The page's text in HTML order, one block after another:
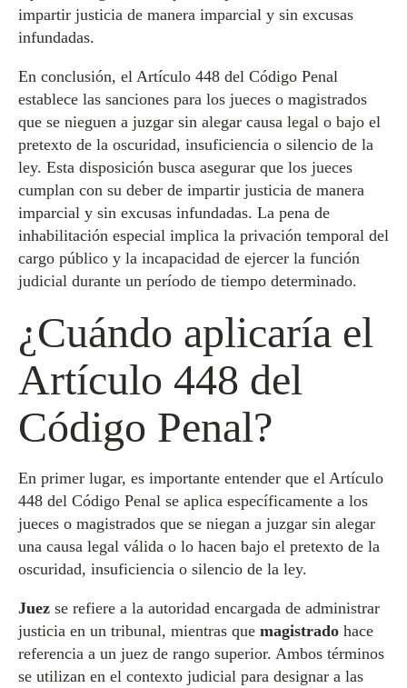
impartir justicia de manera imparcial y sin excusas
infundadas.
En conclusión, el Artículo 448 del Código Penal
establece las sanciones para los jueces o magistrados
que se nieguen a juzgar sin alegar causa legal o bajo el
pretexto de la oscuridad, insuficiencia o silencio de la
ley. Esta disposición busca asegurar que los jueces
cumplan con su deber de impartir justicia de manera
imparcial y sin excusas infundadas. La pena de
inhabilitación especial implica la privación temporal del
cargo público y la incapacidad de ejercer la función
judicial durante un período de tiempo determinado.
¿Cuándo aplicaría el
Artículo 448 del
Código Penal?
En primer lugar, es importante entender que el Artículo
448 del Código Penal se aplica específicamente a los
jueces o magistrados que se niegan a juzgar sin alegar
una causa legal válida o lo hacen bajo el pretexto de la
oscuridad, insuficiencia o silencio de la ley.
Juez se refiere a la autoridad encargada de administrar
justicia en un tribunal, mientras que magistrado hace
referencia a un juez de rango superior. Ambos términos
se utilizan en el contexto judicial para designar a las